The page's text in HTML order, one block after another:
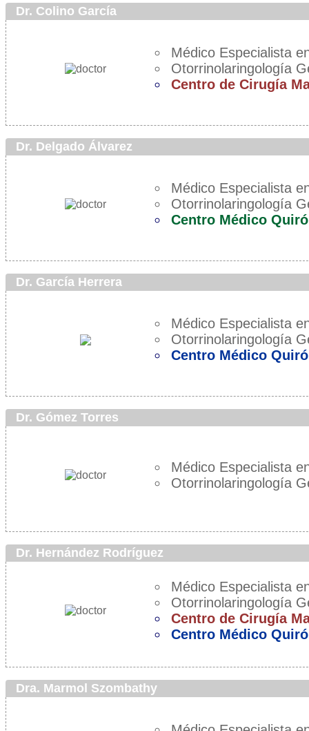
Dr. Colino García
Médico Especialista
Otorrinolaringología
Centro de Cirugía
Dr. Delgado Álvarez
Médico Especialista
Otorrinolaringología
Centro Médico
Dr. García Herrera
Médico Especialista
Otorrinolaringología
Centro Médico
Dr. Gómez Torres
Médico Especialista
Otorrinolaringología
Dr. Hernández Rodríguez
Médico Especialista
Otorrinolaringología
Centro de Cirugía
Centro Médico
Dra. Marmol Szombathy